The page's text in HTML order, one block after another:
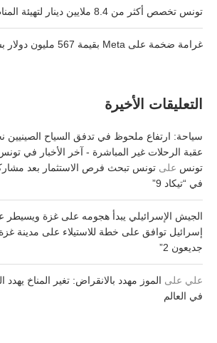
تونس تخصص أكثر من 8.4 ملايين دينار لتهيئة المناطق السياحية
غرامة ضخمة على Meta بقيمة 567 مليون دولار بسبب حماية القاصرين
التعليقات الأخيرة
سياحة: ارتفاع ملحوظ في تدفق السياح الصينيين
عقبة الرحلات غير المباشرة - آخر الأخبار في
تونس على تونس تبحث فرص الاستثمار بعد
في “تيكاد 9”
الجيش الإسرائيلي يبدأ هجومه على غزة ويسيطر
إسرائيل توافق على خطة للاستيلاء على مدينة
جديعون 2”
علي على الموز مهدد بالانقراض: تغير المناخ يهدد
في العالم